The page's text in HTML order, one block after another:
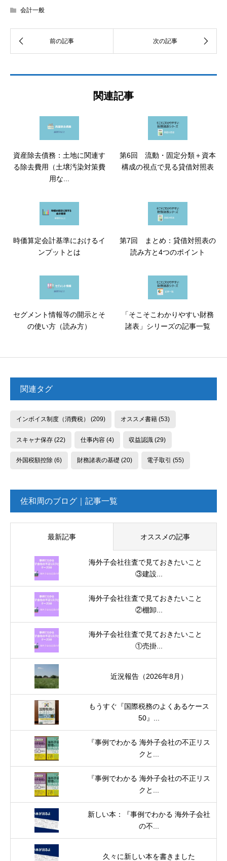
会計一般
関連記事
資産除去債務：土地に関連す
る除去費用（土壌汚染対策費
用な...
第6回 流動・固定分類＋資本
構成の視点で見る貸借対照表
時価算定会計基準におけるイ
ンプットとは
第7回 まとめ：貸借対照表の
読み方と4つのポイント
セグメント情報等の開示とそ
の使い方（読み方）
「そこそこわかりやすい財務
諸表」シリーズの記事一覧
関連タグ
インボイス制度（消費税） (209) オススメ書籍(53)
スキャナ保存(22) 仕事内容(4) 収益認識 (29)
外国税額控除(6) 財務諸表の基礎 (20) 電子取引 (55)
佐和周のブログ｜記事一覧
最新記事 オススメの記事
海外子会社往査で見ておきたいこと
③建設...
海外子会社往査で見ておきたいこと
②棚卸...
海外子会社往査で見ておきたいこと
①売掛...
近況報告（2026年8月）
もうすぐ『国際税務のよくあるケース
50』...
『事例でわかる 海外子会社の不正リス
クと...
『事例でわかる 海外子会社の不正リス
クと...
新しい本：『事例でわかる 海外子会社
の不...
久々に新しい本を書きました